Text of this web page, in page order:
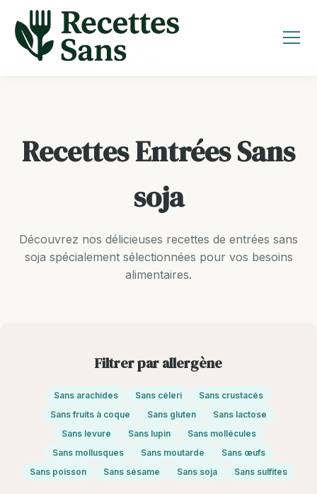
contenu
Recettes Entrées Sans
soja
Découvrez nos délicieuses recettes de entrées sans
soja spécialement sélectionnées pour vos besoins
alimentaires.
Filtrer par allergène
Sans arachides Sans céleri
Sans crustacés
Sans fruits à coque
Sans gluten
Sans lactose
Sans levure
Sans lupin
Sans mollécules
Sans mollusques
Sans moutarde
Sans œufs
Sans poisson
Sans sésame Sans soja Sans sulfites